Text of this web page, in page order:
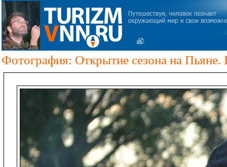
Фотография: Открытие сезона на